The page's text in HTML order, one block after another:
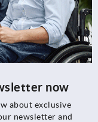
now
about exclusive
newsletter and